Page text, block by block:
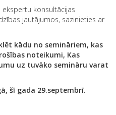
ekspertu konsultācijas
jautājumos, sazinieties ar
kādu no semināriem, kas
noteikumi, Kas
uz tuvāko semināru varat
šī gada 29.septembrī.